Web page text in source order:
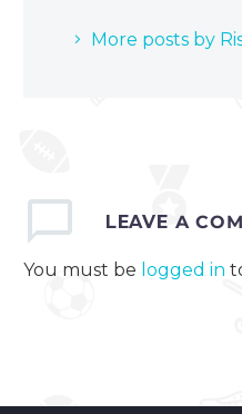
More posts by
LEAVE A
You must be logged in